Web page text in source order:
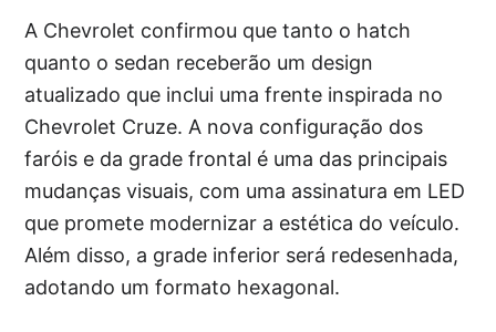
A Chevrolet confirmou que tanto o hatch
quanto o sedan receberão um design
atualizado que inclui uma frente inspirada no
Chevrolet Cruze. A nova configuração dos
faróis e da grade frontal é uma das principais
mudanças visuais, com uma assinatura em LED
que promete modernizar a estética do veículo.
Além disso, a grade inferior será redesenhada,
adotando um formato hexagonal.